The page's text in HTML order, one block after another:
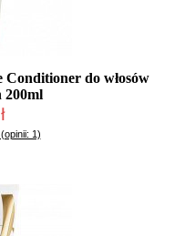
Conditioner do włosów
200ml
w 24h)
1)